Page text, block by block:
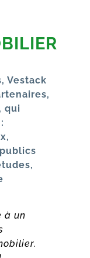
Vestack
qui
à un